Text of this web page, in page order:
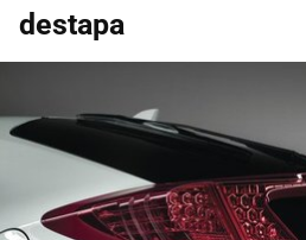
destapa